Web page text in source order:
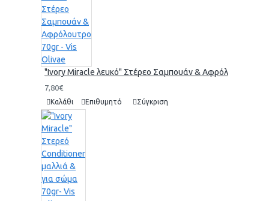
"Ivory Miracle λευκό" Στέρεο Σαμπουάν & Αφρόλουτρο
7,80€
Καλάθι Επιθυμητό Σύγκριση